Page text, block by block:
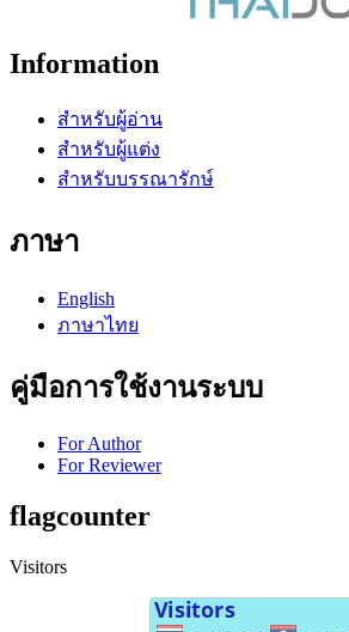
Information
สำหรับผู้อ่าน
สำหรับผู้แต่ง
สำหรับบรรณารักษ์
ภาษา
English
ภาษาไทย
คู่มือการใช้งานระบบ
For Author
For Reviewer
flagcounter
Visitors